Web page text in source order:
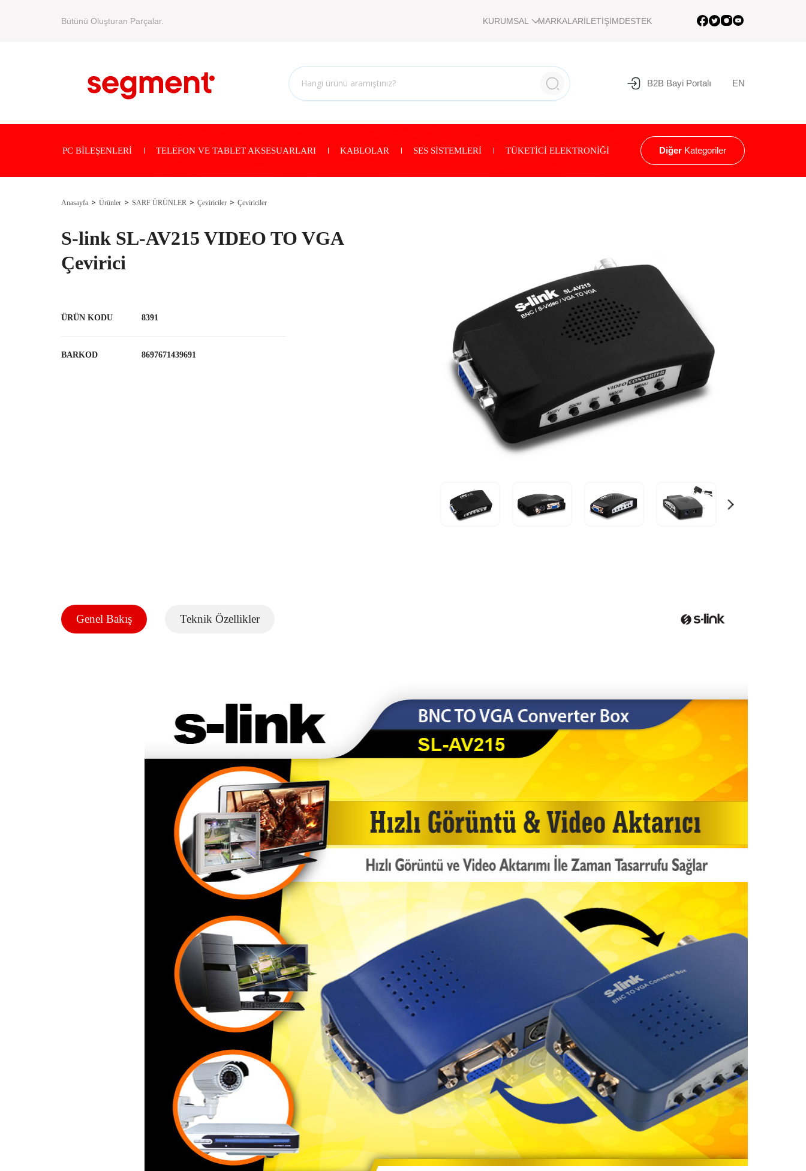
Bütünü Oluşturan Parçalar. KURUMSAL MARKALARİLETİŞİMDESTEK
B2B Bayi Portalı EN
PC BİLEŞENLERİ TELEFON VE TABLET AKSESUARLARI KABLOLAR SES SİSTEMLERİ TÜKETİCİ ELEKTRONİĞİ Diğer Kategoriler
Anasayfa Ürünler SARF ÜRÜNLER Çeviriciler Çeviriciler
S-link SL-AV215 VIDEO TO VGA
Çevirici
ÜRÜN KODU 8391
BARKOD 8697671439691
Genel Bakış Teknik Özellikler